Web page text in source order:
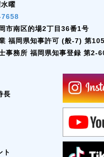
曜
市南区的場2丁目36番1号
福岡県知事許可 (般-7) 第
事務所 福岡県知事登録 第2-
長
ト